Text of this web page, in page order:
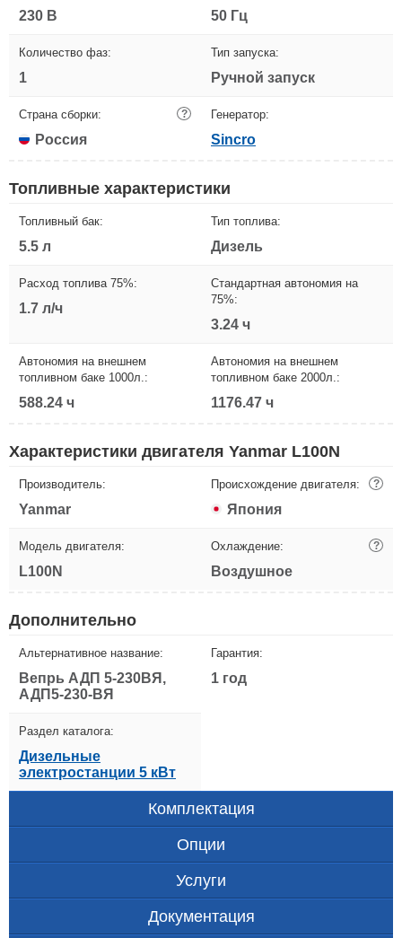
230 В 50 Гц
Количество фаз:
1
Тип запуска:
Ручной запуск
Страна сборки: ?
Россия
Генератор:
Sincro
Топливные характеристики
Топливный бак:
5.5 л
Тип топлива:
Дизель
Расход топлива 75%:
1.7 л/ч
Стандартная автономия на
75%:
3.24 ч
Автономия на внешнем
топливном баке 1000л.:
588.24 ч
Автономия на внешнем
топливном баке 2000л.:
1176.47 ч
Характеристики двигателя Yanmar L100N
Производитель:
Yanmar
Происхождение двигателя: ?
Япония
Модель двигателя:
L100N
Охлаждение: ?
Воздушное
Дополнительно
Альтернативное название:
Вепрь АДП 5-230ВЯ,
АДП5-230-ВЯ
Гарантия:
1 год
Раздел каталога:
Дизельные
электростанции 5 кВт
Комплектация
Опции
Услуги
Документация